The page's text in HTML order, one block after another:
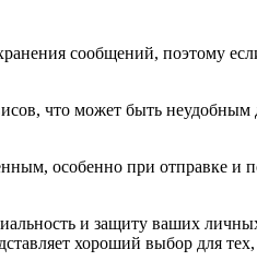
сообщений, поэтому
что может быть неудобным
особенно при отправке и
и защиту ваших
хороший выбор для